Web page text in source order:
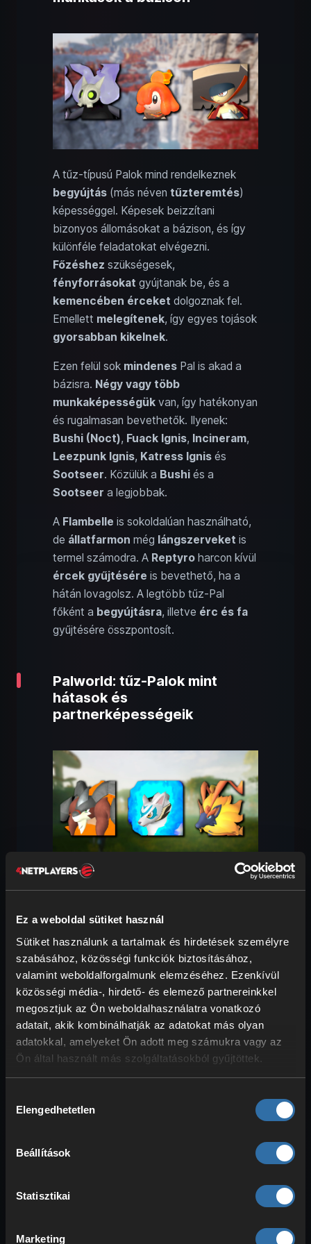
Ez a weboldal sütiket használ
Sütiket használunk a tartalmak és hirdetések személyre
szabásához, közösségi funkciók biztosításához,
valamint weboldalforgalmunk elemzéséhez. Ezenkívül
közösségi média-, hirdető- és elemező partnereinkkel
megosztjuk az Ön weboldalhasználatra vonatkozó
adatait, akik kombinálhatják az adatokat más olyan
adatokkal, amelyeket Ön adott meg számukra vagy az
Ön által használt más szolgáltatásokból gyűjtöttek.
kiválasztása
Elengedhetetlen
Beállítások
Statisztikai
Marketing
A tűz-típusú Palok mind rendelkeznek
begyújtás (más néven tűzteremtés)
képességgel. Képesek beizzítani
bizonyos állomásokat a bázison, és így
különféle feladatokat elvégezni.
Főzéshez szükségesek,
fényforrásokat gyújtanak be, és a
kemencében érceket dolgoznak fel.
Emellett melegítenek, így egyes tojások
gyorsabban kikelnek.
Ezen felül sok mindenes Pal is akad a
bázisra. Négy vagy több
munkaképességük van, így hatékonyan
és rugalmasan bevethetők. Ilyenek:
Bushi (Noct), Fuack Ignis, Incineram,
Leezpunk Ignis, Katress Ignis és
Sootseer. Közülük a Bushi és a
Sootseer a legjobbak.
A Flambelle is sokoldalúan használható,
de állatfarmon még lángszerveket is
termel számodra. A Reptyro harcon kívül
ércek gyűjtésére is bevethető, ha a
hátán lovagolsz. A legtöbb tűz-Pal
főként a begyújtásra, illetve érc és fa
gyűjtésére összpontosít.
Palworld: tűz-Palok mint
hátasok és
partnerképességeik
Atűz-típushoz számos hátas tartozik,
közlekedésrefókuszálnak. Nem
feltétlenül a leggyorsabbak, viszont
kiváló harcosok.A levegőbenis találni
köztüknagyon jó tűz-Palokat,
amelyeket érdemes bevetni.
Összegyűjtöttünk néhány igazán
tűz-hátast
Alegjobb tűz-típusú hátasok
immunissá tesz a hideggel és a